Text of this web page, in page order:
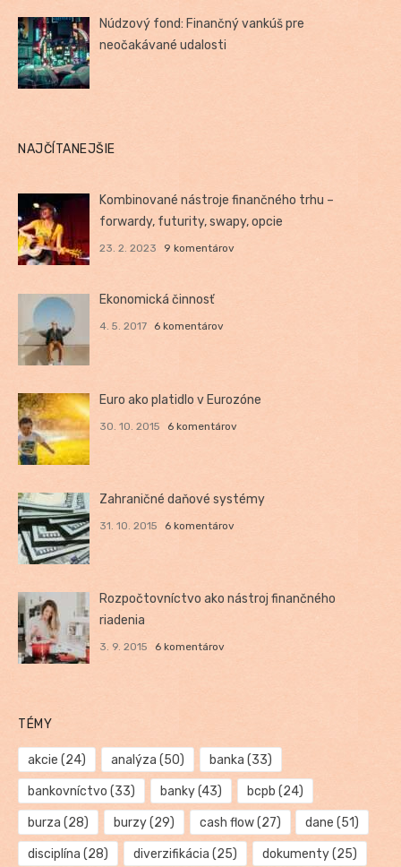
Núdzový fond: Finančný vankúš pre
neočakávané udalosti
NAJČÍTANEJŠIE
Kombinované nástroje finančného trhu –
forwardy, futurity, swapy, opcie
23. 2. 2023 9 komentárov
Ekonomická činnosť
4. 5. 2017 6 komentárov
Euro ako platidlo v Eurozóne
30. 10. 2015 6 komentárov
Zahraničné daňové systémy
31. 10. 2015 6 komentárov
Rozpočtovníctvo ako nástroj finančného
riadenia
3. 9. 2015 6 komentárov
TÉMY
akcie (24) analýza (50) banka (33)
bankovníctvo (33) banky(43) bcpb (24)
burza (28) burzy(29) cash flow(27) dane (51)
disciplína (28) diverzifikácia (25) dokumenty(25)